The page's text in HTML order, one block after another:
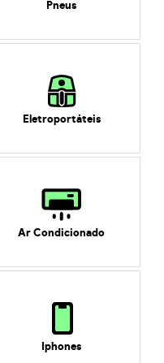
Pneus
Eletroportáteis
Ar Condicionado
Iphones